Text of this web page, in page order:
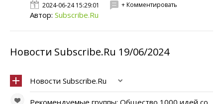
2024-06-24 15:29:01 + Комментировать
Автор: Subscribe.Ru
Новости Subscribe.Ru 19/06/2024
Новости Subscribe.Ru
Рекомендуемые группы: Общество 1000 идей со